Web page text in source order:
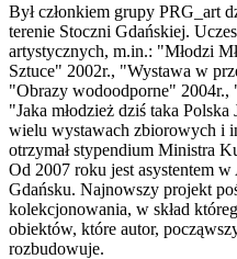
Był członkiem grupy PRG_art
terenie Stoczni Gdańskiej.
artystycznych, m.in.: "Młodzi
Sztuce" 2002r., "Wystawa w
"Obrazy wodoodporne"
"Jaka młodzież dziś taka
wielu wystawach zbiorowych i
otrzymał stypendium Ministra
Od 2007 roku jest asystentem
Gdańsku. Najnowszy projekt
kolekcjonowania, w skład
obiektów, które autor,
rozbudowuje.